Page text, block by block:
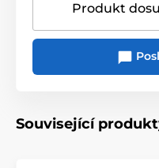
Produkt
Související